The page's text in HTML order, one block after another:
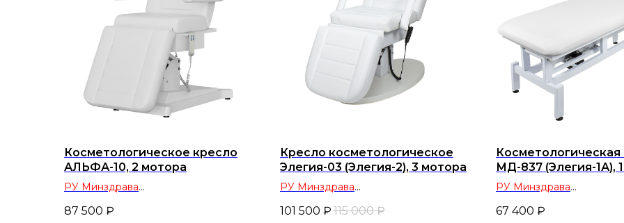
Косметологическое кресло
АЛЬФА-10, 2 мотора
РУ Минздрава
и косметологических кабинетов
87 500 ₽
Кресло косметологическое
Элегия-03 (Элегия-2), 3 мотора
РУ Минздрава
и косметологических кабинетов
101 500 ₽ 115 000 ₽
Косметологическая
МД-837 (Элегия-1А),
РУ Минздрава
и косметологических
67 400 ₽